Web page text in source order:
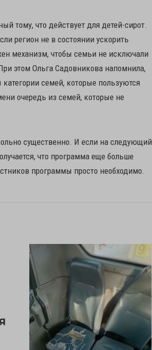
тому, что действует для детей-сирот.
регион не в состоянии ускорить
механизм, чтобы семьи не исключали
этом Ольга Садовникова напомнила,
семей, которые пользуются
очередь из семей, которые не
существенно. И если на следующий
что программа еще больше
программы просто необходимо.